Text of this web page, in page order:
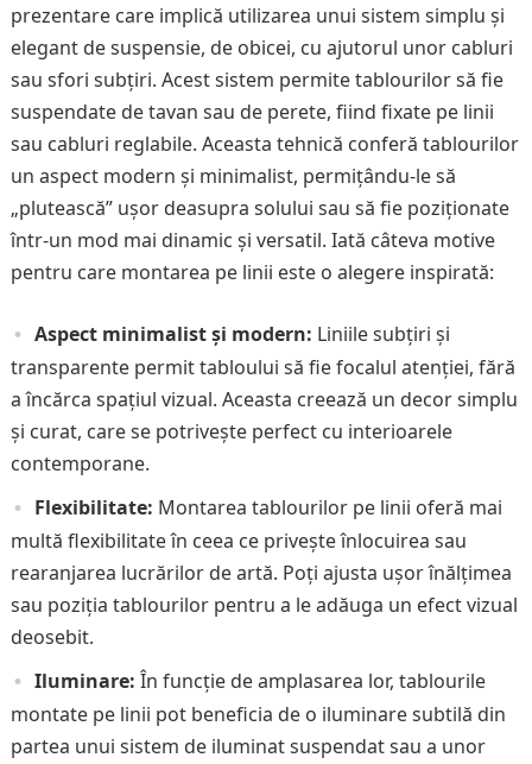
prezentare care implică utilizarea unui sistem simplu și
elegant de suspensie, de obicei, cu ajutorul unor cabluri
sau sfori subțiri. Acest sistem permite tablourilor să fie
suspendate de tavan sau de perete, fiind fixate pe linii
sau cabluri reglabile. Aceasta tehnică conferă tablourilor
un aspect modern și minimalist, permițându-le să
„plutească” ușor deasupra solului sau să fie poziționate
într-un mod mai dinamic și versatil. Iată câteva motive
pentru care montarea pe linii este o alegere inspirată:
Aspect minimalist și modern: Liniile subțiri și
transparente permit tabloului să fie focalul atenției, fără
a încărca spațiul vizual. Aceasta creează un decor simplu
și curat, care se potrivește perfect cu interioarele
contemporane.
Flexibilitate: Montarea tablourilor pe linii oferă mai
multă flexibilitate în ceea ce privește înlocuirea sau
rearanjarea lucrărilor de artă. Poți ajusta ușor înălțimea
sau poziția tablourilor pentru a le adăuga un efect vizual
deosebit.
Iluminare: În funcție de amplasarea lor, tablourile
montate pe linii pot beneficia de o iluminare subtilă din
partea unui sistem de iluminat suspendat sau a unor